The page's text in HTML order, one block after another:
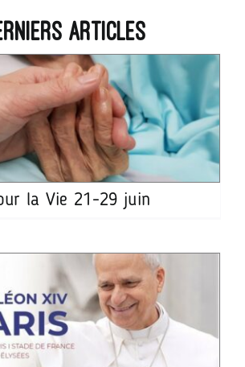
articles
la Vie 21-29 juin